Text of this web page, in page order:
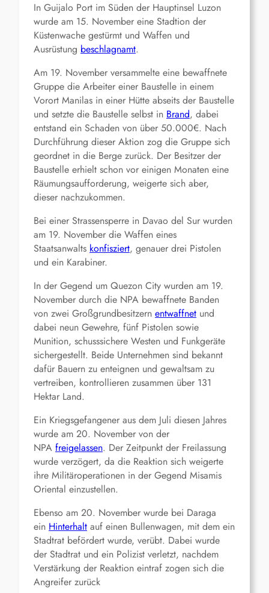
In Guijalo Port im Süden der Hauptinsel Luzon
wurde am 15. November eine Stadtion der
Küstenwache gestürmt und Waffen und
Ausrüstung beschlagnamt.
Am 19. November versammelte eine bewaffnete
Gruppe die Arbeiter einer Baustelle in einem
Vorort Manilas in einer Hütte abseits der Baustelle
und setzte die Baustelle selbst in Brand, dabei
entstand ein Schaden von über 50.000€. Nach
Durchführung dieser Aktion zog die Gruppe sich
geordnet in die Berge zurück. Der Besitzer der
Baustelle erhielt schon vor einigen Monaten eine
Räumungsaufforderung, weigerte sich aber,
dieser nachzukommen.
Bei einer Strassensperre in Davao del Sur wurden
am 19. November die Waffen eines
Staatsanwalts konfisziert, genauer drei Pistolen
und ein Karabiner.
In der Gegend um Quezon City wurden am 19.
November durch die NPA bewaffnete Banden
von zwei Großgrundbesitzern entwaffnet und
dabei neun Gewehre, fünf Pistolen sowie
Munition, schusssichere Westen und Funkgeräte
sichergestellt. Beide Unternehmen sind bekannt
dafür Bauern zu enteignen und gewaltsam zu
vertreiben, kontrollieren zusammen über 131
Hektar Land.
Ein Kriegsgefangener aus dem Juli diesen Jahres
wurde am 20. November von der
NPA freigelassen. Der Zeitpunkt der Freilassung
wurde verzögert, da die Reaktion sich weigerte
ihre Militäroperationen in der Gegend Misamis
Oriental einzustellen.
Ebenso am 20. November wurde bei Daraga
ein Hinterhalt auf einen Bullenwagen, mit dem ein
Stadtrat befördert wurde, verübt. Dabei wurde
der Stadtrat und ein Polizist verletzt, nachdem
Verstärkung der Reaktion eintraf zogen sich die
Angreifer zurück